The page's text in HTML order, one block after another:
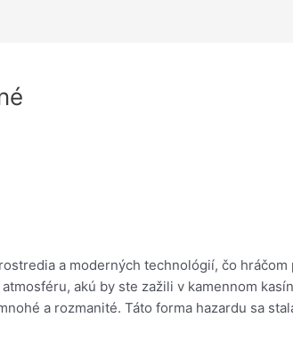
a moderných technológií, čo
akú by ste zažili v kamennom
a rozmanité. Táto forma hazardu sa